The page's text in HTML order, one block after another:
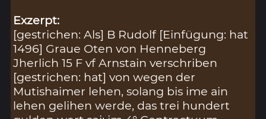
Exzerpt:
[gestrichen: Als] B Rudolf [Einfügung: hat
1496] Graue Oten von Henneberg
Jherlich 15 F vf Arnstain verschriben
[gestrichen: hat] von wegen der
Mutishaimer lehen, solang bis ime ain
lehen gelihen werde, das trei hundert